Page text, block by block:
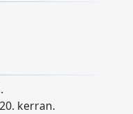
kerran.